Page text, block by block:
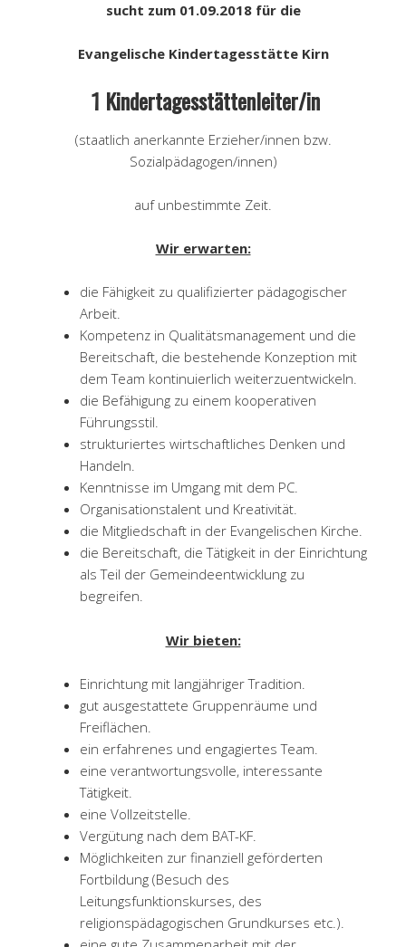
sucht zum 01.09.2018 für die
Evangelische Kindertagesstätte Kirn
1 Kindertagesstättenleiter/in
(staatlich anerkannte Erzieher/innen bzw.
Sozialpädagogen/innen)
auf unbestimmte Zeit.
Wir erwarten:
die Fähigkeit zu qualifizierter pädagogischer
Arbeit.
Kompetenz in Qualitätsmanagement und die
Bereitschaft, die bestehende Konzeption mit
dem Team kontinuierlich weiterzuentwickeln.
die Befähigung zu einem kooperativen
Führungsstil.
strukturiertes wirtschaftliches Denken und
Handeln.
Kenntnisse im Umgang mit dem PC.
Organisationstalent und Kreativität.
die Mitgliedschaft in der Evangelischen Kirche.
die Bereitschaft, die Tätigkeit in der Einrichtung
als Teil der Gemeindeentwicklung zu
begreifen.
Wir bieten:
Einrichtung mit langjähriger Tradition.
gut ausgestattete Gruppenräume und
Freiflächen.
ein erfahrenes und engagiertes Team.
eine verantwortungsvolle, interessante
Tätigkeit.
eine Vollzeitstelle.
Vergütung nach dem BAT-KF.
Möglichkeiten zur finanziell geförderten
Fortbildung (Besuch des
Leitungsfunktionskurses, des
religionspädagogischen Grundkurses etc.).